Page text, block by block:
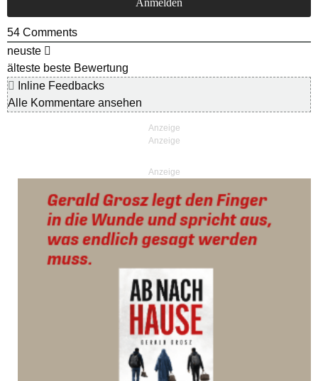
54 Comments
neuste
älteste beste Bewertung
Inline Feedbacks
Alle Kommentare ansehen
Anzeige